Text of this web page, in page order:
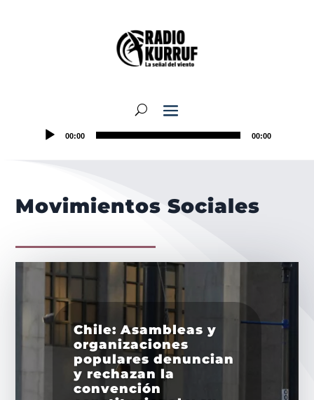
00:00 00:00
Movimientos Sociales
Chile: Asambleas y
organizaciones
populares denuncian
y rechazan la
convención